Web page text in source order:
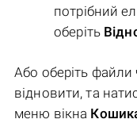
потрібний
оберіть
Або оберіть файли
відновити, та
меню вікна